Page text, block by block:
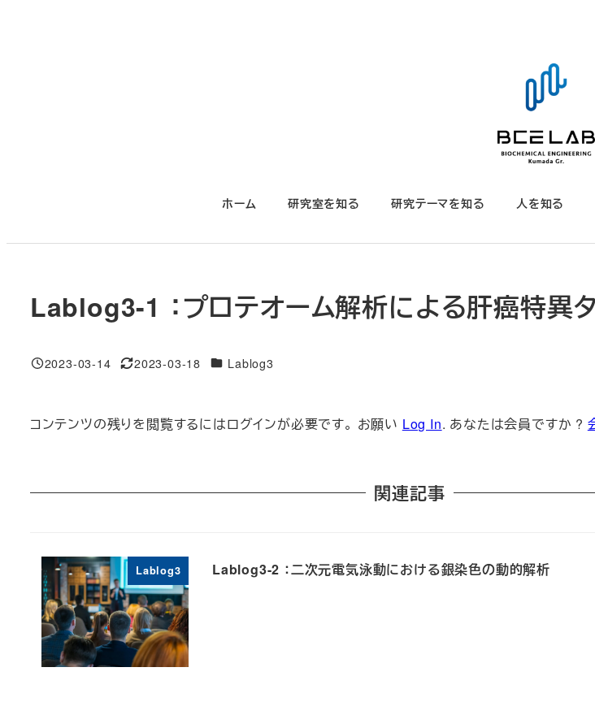
ホーム 研究室を知る 研究テーマを知る 人を知る
Lablog3-1 ：プロテオーム解析による肝癌特異
投稿日
2023-03-14
更新日
2023-03-18 対象DBLablog3
コンテンツの残りを閲覧するにはログインが必要です。 お願い Log In. あなたは会員ですか ?
関連記事
Lablog3 Lablog3-2 ：二次元電気泳動における銀染色の動的解析